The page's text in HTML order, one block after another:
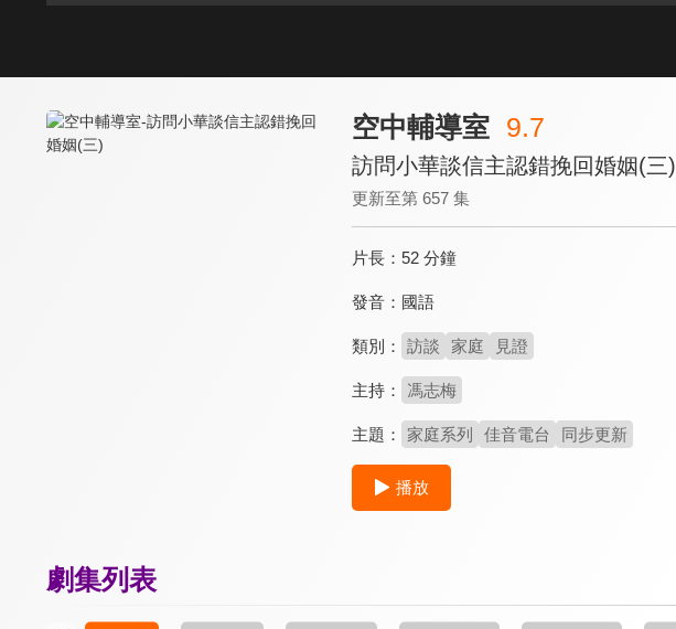
空中輔導室 9.7
訪問小華談信主認錯挽回婚姻(三)
更新至第 657 集
片長： 52 分鐘
發音： 國語
類別： 訪談 家庭 見證
主持： 馮志梅
主題： 家庭系列 佳音電台 同步更新
播放
劇集列表